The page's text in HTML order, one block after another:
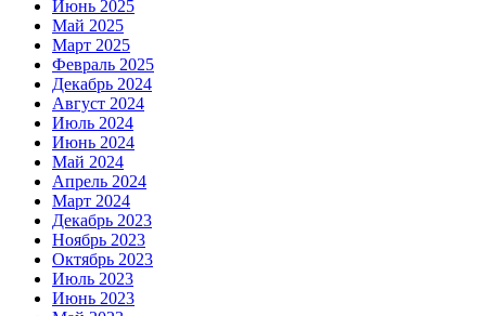
Июнь 2025
Май 2025
Март 2025
Февраль 2025
Декабрь 2024
Август 2024
Июль 2024
Июнь 2024
Май 2024
Апрель 2024
Март 2024
Декабрь 2023
Ноябрь 2023
Октябрь 2023
Июль 2023
Июнь 2023